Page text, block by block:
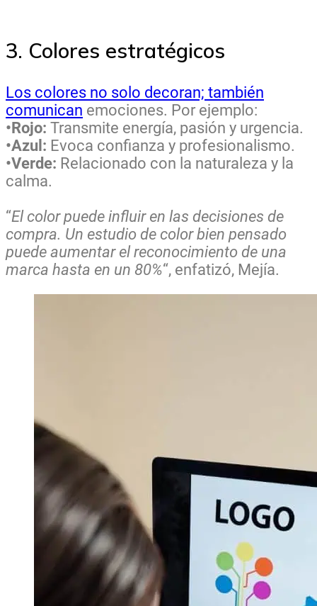
3. Colores estratégicos
Los colores no solo decoran; también
comunican emociones. Por ejemplo:
•Rojo: Transmite energía, pasión y urgencia.
•Azul: Evoca confianza y profesionalismo.
•Verde: Relacionado con la naturaleza y la
calma.
“El color puede influir en las decisiones de
compra. Un estudio de color bien pensado
puede aumentar el reconocimiento de una
marca hasta en un 80%“, enfatizó, Mejía.